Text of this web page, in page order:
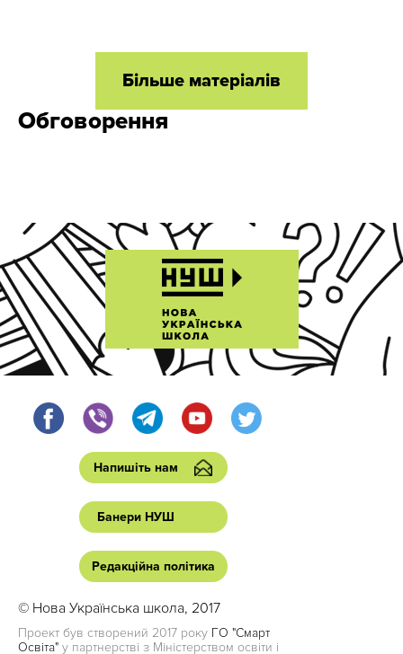
Більше матеріалів
Обговорення
Напишіть нам
Банери НУШ
Редакційна політика
© Нова Українська школа, 2017
Проект був створений 2017 року ГО "Смарт
Освіта" у партнерстві з Міністерством освіти і